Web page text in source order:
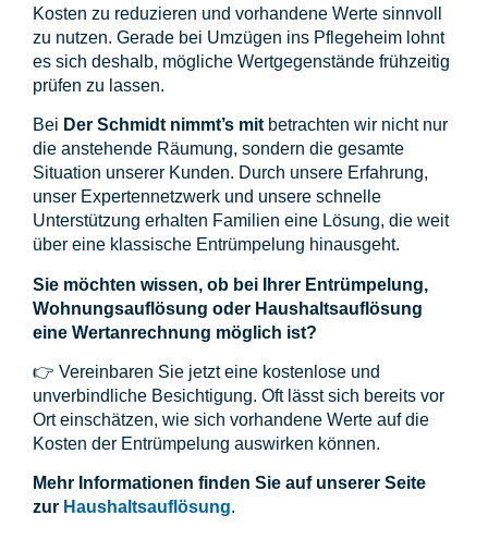
Kosten zu reduzieren und vorhandene Werte sinnvoll
zu nutzen. Gerade bei Umzügen ins Pflegeheim lohnt
es sich deshalb, mögliche Wertgegenstände frühzeitig
prüfen zu lassen.
Bei Der Schmidt nimmt’s mit betrachten wir nicht nur
die anstehende Räumung, sondern die gesamte
Situation unserer Kunden. Durch unsere Erfahrung,
unser Expertennetzwerk und unsere schnelle
Unterstützung erhalten Familien eine Lösung, die weit
über eine klassische Entrümpelung hinausgeht.
Sie möchten wissen, ob bei Ihrer Entrümpelung,
Wohnungsauflösung oder Haushaltsauflösung
eine Wertanrechnung möglich ist?
👉 Vereinbaren Sie jetzt eine kostenlose und
unverbindliche Besichtigung. Oft lässt sich bereits vor
Ort einschätzen, wie sich vorhandene Werte auf die
Kosten der Entrümpelung auswirken können.
Mehr Informationen finden Sie auf unserer Seite
zur Haushaltsauflösung.